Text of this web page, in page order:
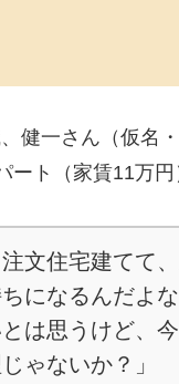
健一さん（仮名
ト（家賃11万円
注文住宅建てて
になるんだよ
とは思うけど、
ゃないか？」